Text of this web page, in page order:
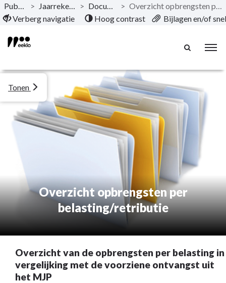
Naar hoofdinhoud
Publicaties > Jaarrekening 2025 > Documentatie >
Overzicht opbrengsten per belasting/retributie
Verberg navigatie
Hoog contrast Bijlagen en/of
Overzicht opbrengsten per
belasting/retributie
Tonen
Overzicht van de opbrengsten per belasting in
vergelijking met de voorziene ontvangst uit
het MJP